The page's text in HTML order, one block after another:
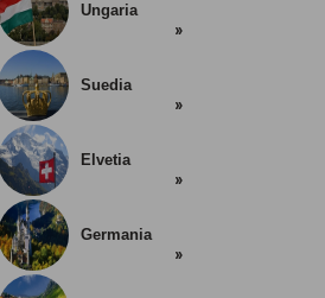
Ungaria
Suedia
Elvetia
Germania